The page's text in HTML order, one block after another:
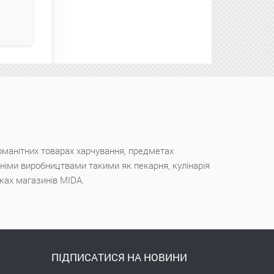
товарах харчування, предметах
виробництвами такими як пекарня, кулінарія
магазинів MIDA.
ПІДПИСАТИСЯ НА НОВИНИ